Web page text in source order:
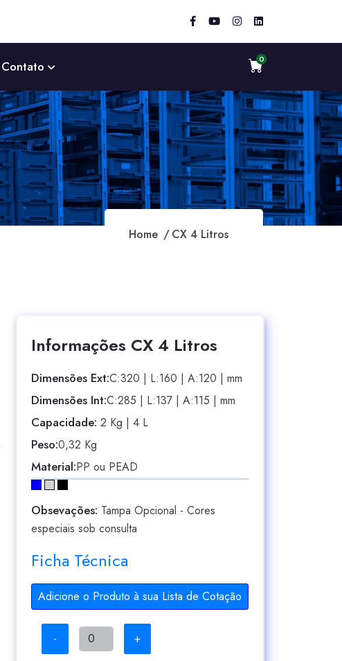
Contato
Home CX 4 Litros
Informações CX 4 Litros
Dimensões Ext:C:320 | L:160 | A:120 | mm
Dimensões Int:C:285 | L:137 | A:115 | mm
Capacidade: 2 Kg | 4 L
Peso:0,32 Kg
Material:PP ou PEAD
Obsevações: Tampa Opcional - Cores
especiais sob consulta
Ficha Técnica
Adicione o Produto à sua Lista de Cotação
- +